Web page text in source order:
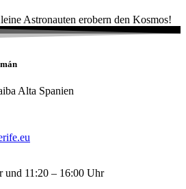
Astronauten erobern den Kosmos!
Alta Spanien
und 11:20 – 16:00 Uhr